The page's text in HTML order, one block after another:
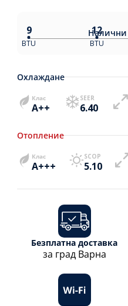
Налични
9
BTU
12
BTU
Охлаждане
Клас
A++
SEER
6.40
Отопление
Клас
A+++
SCOP
5.10
Безплатна доставка
за град Варна